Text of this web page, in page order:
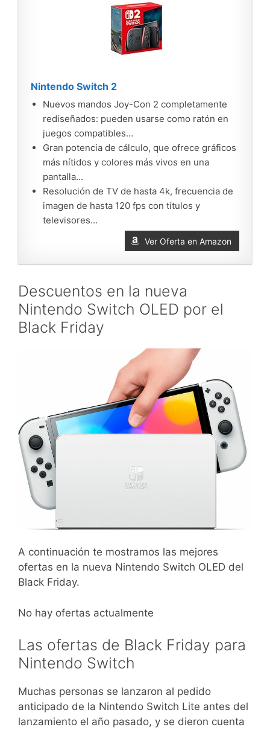
Nintendo Switch 2
Nuevos mandos Joy-Con 2 completamente
rediseñados: pueden usarse como ratón en
juegos compatibles...
Gran potencia de cálculo, que ofrece gráficos
más nítidos y colores más vivos en una
pantalla...
Resolución de TV de hasta 4k, frecuencia de
imagen de hasta 120 fps con títulos y
televisores...
Ver Oferta en Amazon
Descuentos en la nueva
Nintendo Switch OLED por el
Black Friday
A continuación te mostramos las mejores
ofertas en la nueva Nintendo Switch OLED del
Black Friday.
No hay ofertas actualmente
Las ofertas de Black Friday para
Nintendo Switch
Muchas personas se lanzaron al pedido
anticipado de la Nintendo Switch Lite antes del
lanzamiento el año pasado, y se dieron cuenta